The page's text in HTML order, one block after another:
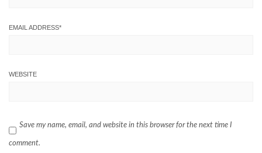
EMAIL ADDRESS*
WEBSITE
Save my name, email, and website in this browser for the next time I
comment.